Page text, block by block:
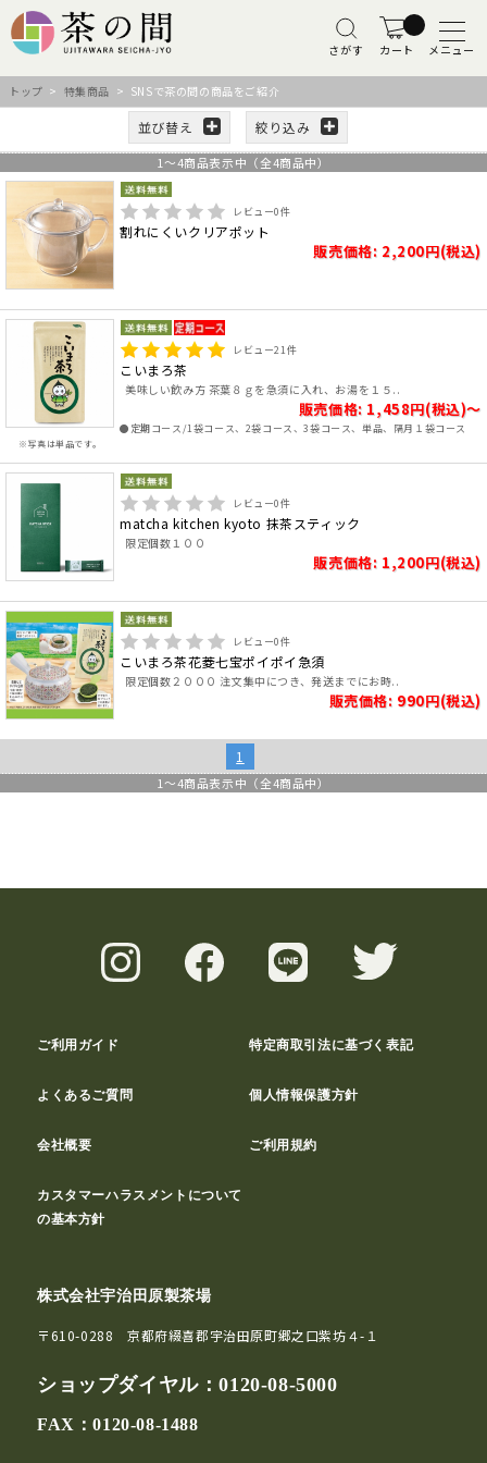
さがす カート メニュー
トップ > 特集商品 > SNSで茶の間の商品をご紹介
並び替え 絞り込み
1 ～4商品表示中（全4商品中）
レビュー0件
割れにくいクリアポット
販売価格: 2,200円(税込)
※写真は単品です。
レビュー21件
こいまろ茶
美味しい飲み方 茶葉８ｇを急須に入れ、お湯を１５..
販売価格: 1,458円(税込)～
●定期コース/1袋コース、2袋コース、3袋コース、単品、隔月１袋コース
レビュー0件
matcha kitchen kyoto 抹茶スティック
限定個数１００
販売価格: 1,200円(税込)
レビュー0件
こいまろ茶花菱七宝ポイポイ急須
限定個数２０００ 注文集中につき、発送までにお時..
販売価格: 990円(税込)
1
1 ～4商品表示中（全4商品中）
ご利用ガイド 特定商取引法に基づく表記
よくあるご質問 個人情報保護方針
会社概要 ご利用規約
カスタマーハラスメントについて
の基本方針
株式会社宇治田原製茶場
〒610-0288 京都府綴喜郡宇治田原町郷之口紫坊４-１
ショップダイヤル：0120-08-5000
FAX：0120-08-1488